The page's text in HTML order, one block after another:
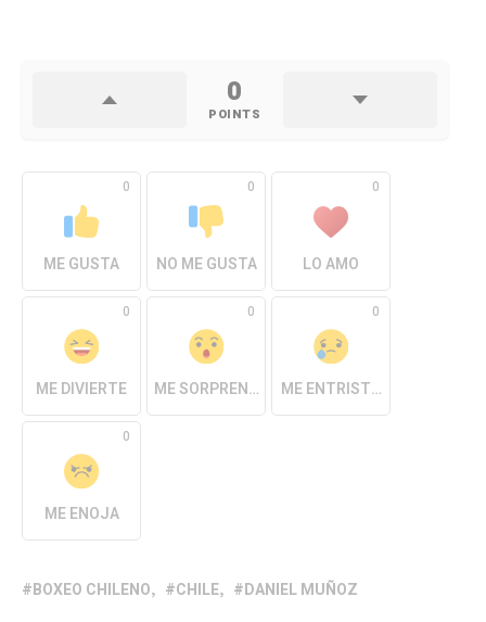
0
POINTS
0
ME GUSTA
0
NO ME GUSTA
0
LO AMO
0
ME DIVIERTE
0
ME SORPRENDE
0
ME ENTRISTECE
0
ME ENOJA
BOXEO CHILENO CHILE DANIEL MUÑOZ